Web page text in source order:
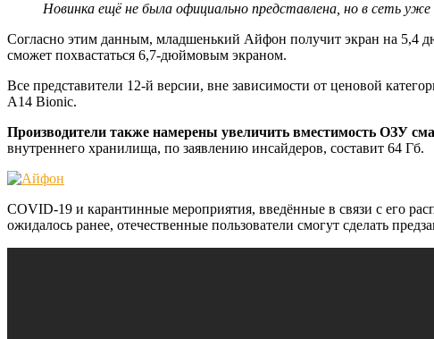
Новинка ещё не была официально представлена, но в сеть
Согласно этим данным, младшенький Айфон получит экран на 5,4
сможет похвастаться 6,7-дюймовым экраном.
Все представители 12-й версии, вне зависимости от ценовой
А14 Bionic.
Производители также намерены увеличить вместимость ОЗУ
внутреннего хранилища, по заявлению инсайдеров, составит 64 Гб.
COVID-19 и карантинные мероприятия, введённые в связи с его
ожидалось ранее, отечественные пользователи смогут сделать